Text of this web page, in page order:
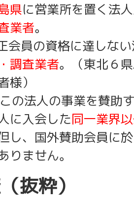
県に営業所を置く法
業者。
会員の資格に達しな
調査業者。（東北６
様）
この法人の事業を賛助
に入会した同一業界
し、国外賛助会員に
りません。
抜粋）